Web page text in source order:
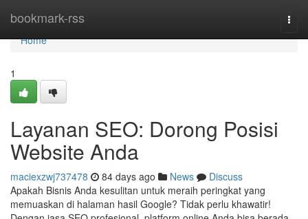
bookmark-rss
Home
Home
1
Layanan SEO: Dorong Posisi
Website Anda
maciexzwj737478 84 days ago News
Discuss
Apakah Bisnis Anda kesulitan untuk meraih peringkat yang
memuaskan di halaman hasil Google? Tidak perlu khawatir!